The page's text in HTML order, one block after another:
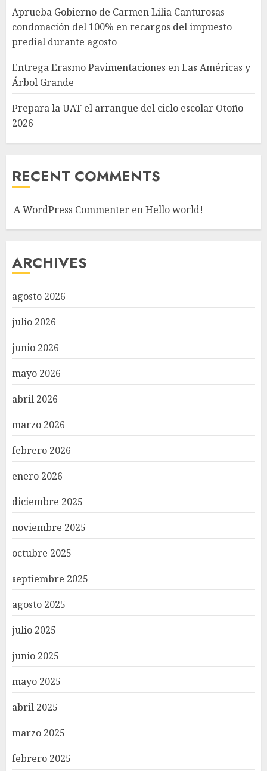
Aprueba Gobierno de Carmen Lilia Canturosas
condonación del 100% en recargos del impuesto
predial durante agosto
Entrega Erasmo Pavimentaciones en Las Américas y
Árbol Grande
Prepara la UAT el arranque del ciclo escolar Otoño
2026
RECENT COMMENTS
A WordPress Commenter enHello world!
ARCHIVES
agosto 2026
julio 2026
junio 2026
mayo 2026
abril 2026
marzo 2026
febrero 2026
enero 2026
diciembre 2025
noviembre 2025
octubre 2025
septiembre 2025
agosto 2025
julio 2025
junio 2025
mayo 2025
abril 2025
marzo 2025
febrero 2025